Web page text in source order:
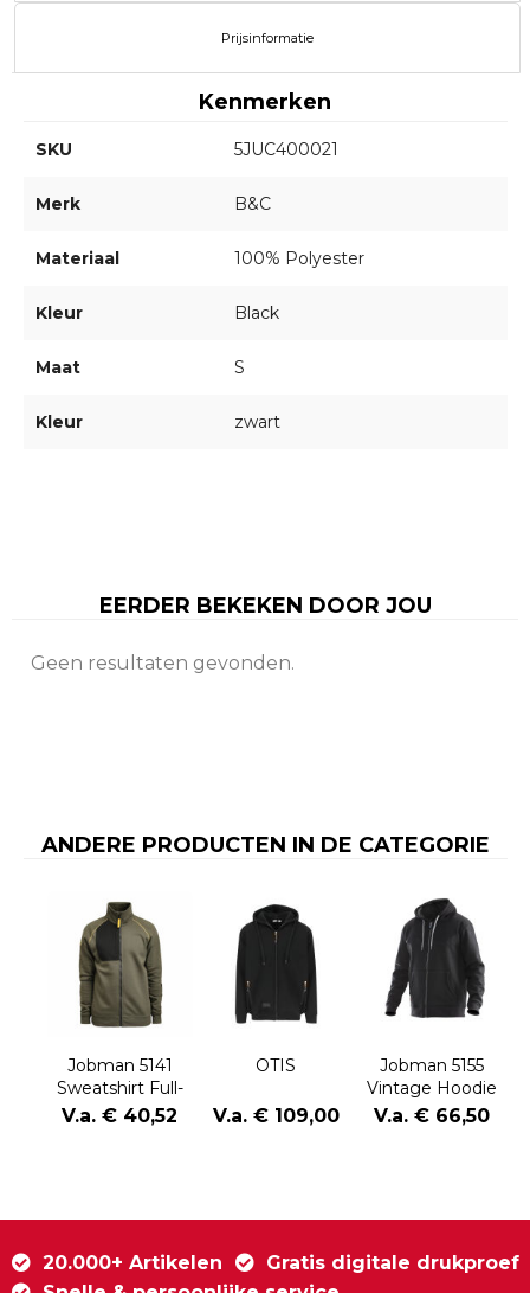
Prijsinformatie
Kenmerken
SKU 5JUC400021
Merk B&C
Materiaal 100% Polyester
Kleur Black
Maat S
Kleur zwart
EERDER BEKEKEN DOOR JOU
Geen resultaten gevonden.
ANDERE PRODUCTEN IN DE CATEGORIE
Jobman 5141
Sweatshirt Full-
Zip
V.a. € 40,52
OTIS
V.a. € 109,00
Jobman 5155
Vintage Hoodie
Lined
V.a. € 66,50
20.000+ Artikelen
Gratis digitale drukproef